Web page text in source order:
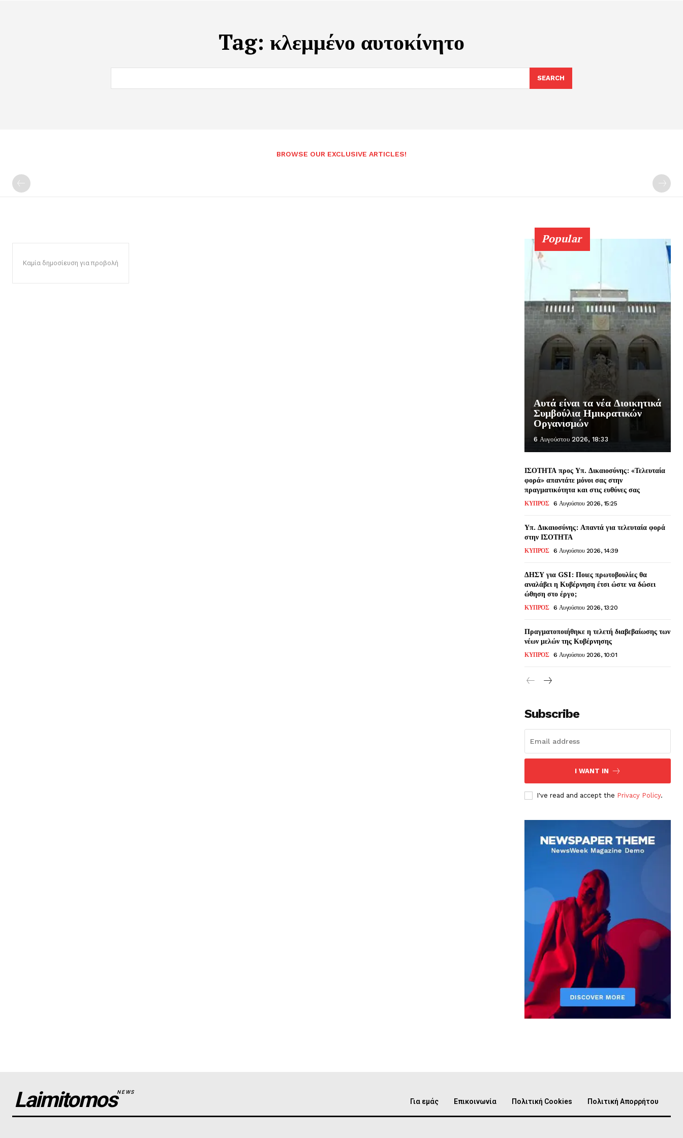
Tag: κλεμμένο αυτοκίνητο
SEARCH
BROWSE OUR EXCLUSIVE ARTICLES!
Καμία δημοσίευση για προβολή
Popular
Αυτά είναι τα νέα Διοικητικά
Συμβούλια Ημικρατικών
Οργανισμών
6 Αυγούστου 2026, 18:33
ΙΣΟΤΗΤΑ προς Υπ. Δικαιοσύνης: «Τελευταία
φορά» απαντάτε μόνοι σας στην
πραγματικότητα και στις ευθύνες σας
ΚΥΠΡΟΣ 6 Αυγούστου 2026, 15:25
Υπ. Δικαιοσύνης: Απαντά για τελευταία φορά
στην ΙΣΟΤΗΤΑ
ΚΥΠΡΟΣ 6 Αυγούστου 2026, 14:39
ΔΗΣΥ για GSI: Ποιες πρωτοβουλίες θα
αναλάβει η Κυβέρνηση έτσι ώστε να δώσει
ώθηση στο έργο;
ΚΥΠΡΟΣ 6 Αυγούστου 2026, 13:20
Πραγματοποιήθηκε η τελετή διαβεβαίωσης των
νέων μελών της Κυβέρνησης
ΚΥΠΡΟΣ 6 Αυγούστου 2026, 10:01
Subscribe
I WANT IN
I've read and accept the Privacy Policy.
LaimitomosNEWS
Για εμάς Επικοινωνία Πολιτική Cookies Πολιτική Απορρήτου